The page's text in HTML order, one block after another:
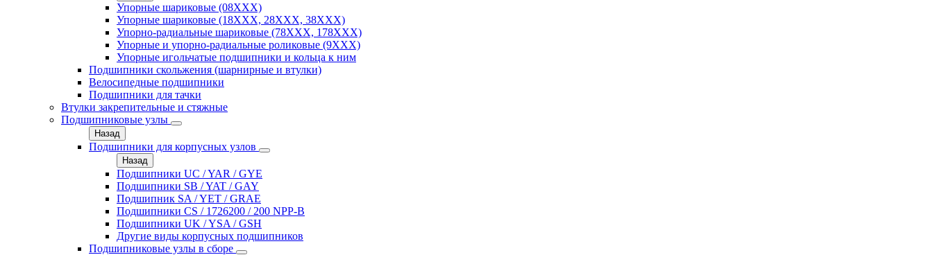
Упорные шариковые (08XXX)
Упорные шариковые (18XXX, 28XXХ, 38ХХХ)
Упорно-радиальные шариковые (78XXX, 178ХХХ)
Упорные и упорно-радиальные роликовые (9ХХХ)
Упорные игольчатые подшипники и кольца к ним
Подшипники скольжения (шарнирные и втулки)
Велосипедные подшипники
Подшипники для тачки
Втулки закрепительные и стяжные
Подшипниковые узлы
Назад
Подшипники для корпусных узлов
Назад
Подшипники UC / YAR / GYE
Подшипники SB / YAT / GAY
Подшипник SA / YET / GRAE
Подшипники CS / 1726200 / 200 NPP-B
Подшипники UK / YSA / GSH
Другие виды корпусных подшипников
Подшипниковые узлы в сборе